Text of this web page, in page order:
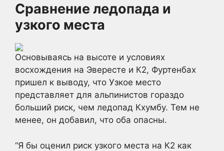
Сравнение ледопада и
узкого места
Основываясь на высоте и условиях
восхождения на Эвересте и К2, Фуртенбах
пришел к выводу, что Узкое место
представляет для альпинистов гораздо
больший риск, чем ледопад Кхумбу. Тем не
менее, он добавил, что оба опасны.
“Я бы оценил риск узкого места на К2 как